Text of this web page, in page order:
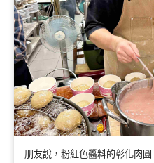
朋友說，粉紅色醬料的彰化肉